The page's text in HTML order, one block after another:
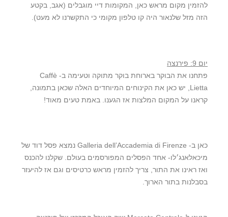
להזמין מקום מראש כאן, המקומות דיי מוגבלים (אגב, בקטע
הזה מזל שלנאור היה קו טלפון מקומי כי התקשרנו לא מעט).
יום 9: פירנצה
פתחנו את הבוקר בארוחת בוקר מתוקה וטעימה ב- Caffè
Lietta, יש כאן את הקינוחים המיוחדים האלה שכאן בתמונה,
קראנו על המקום המלצות אז הגענו. באמת טעים מאוד!
כאן ב- Galleria dell’Accademia di Firenze נמצא פסל דוד של
מיכאלאנג׳לו- אחד הפסלים המפורסמים בעולם. שקלנו להכנס
ואז ראינו את התור, צריך להזמין מראש כרטיסים וגם אז להיעזר
בסבלנות בתור הארוך.